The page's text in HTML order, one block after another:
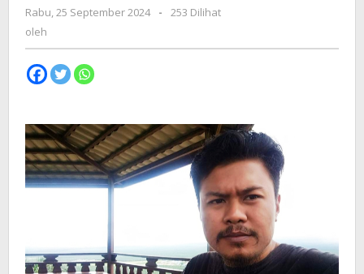
Perusahaan
Sawit
Rabu, 25 September 2024 oleh
-
253 Dilihat
oleh